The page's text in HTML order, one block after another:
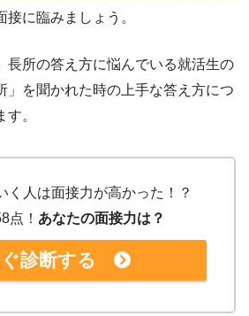
接に臨みましょう。
長所の答え方に悩んでいる就活生の
」を聞かれた時の上手な答え方につ
。
く人は面接力が高かった！？
点！ あなたの面接力は？
診断する